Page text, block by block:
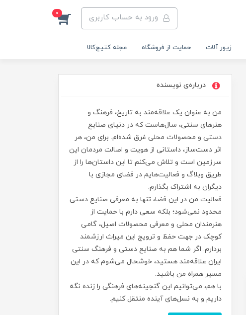
ورود به حساب کاربری 0
زیور آلات حمایت از فروشگاه مجله کتیج‌کالا
درباره‌ی نویسنده
من به عنوان یک علاقه‌مند به تاریخ، فرهنگ و
هنرهای سنتی، سال‌هاست که در دنیای صنایع
دستی و محصولات محلی غرق شده‌ام. برای من، هر
اثر دست‌ساز، داستانی از هویت و اصالت مردمان این
سرزمین است و تلاش می‌کنم تا این داستان‌ها را از
طریق وبلاگ و فعالیت‌هایم در فضای مجازی با
دیگران به اشتراک بگذارم.
فعالیت من در این فضا، تنها به معرفی صنایع دستی
محدود نمی‌شود؛ بلکه سعی دارم با حمایت از
هنرمندان محلی و معرفی محصولات اصیل، گامی
کوچک در جهت حفظ و ترویج این میراث ارزشمند
بردارم. اگر شما هم به صنایع دستی و فرهنگ سنتی
ایران علاقه‌مند هستید، خوشحال می‌شوم که در این
مسیر همراه من باشید.
با هم، می‌توانیم این گنجینه‌های فرهنگی را زنده نگه
داریم و به نسل‌های آینده منتقل کنیم.